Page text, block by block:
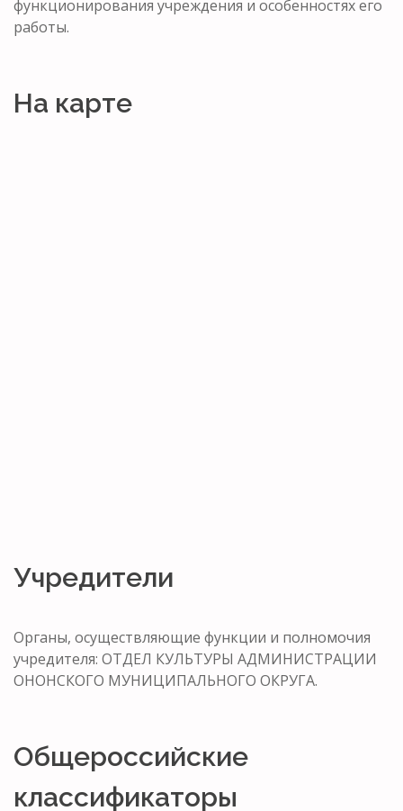
функционирования учреждения и особенностях его
работы.
На карте
Учредители
Органы, осуществляющие функции и полномочия
учредителя: ОТДЕЛ КУЛЬТУРЫ АДМИНИСТРАЦИИ
ОНОНСКОГО МУНИЦИПАЛЬНОГО ОКРУГА.
Общероссийские
классификаторы